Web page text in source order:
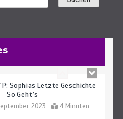
Finden Leicht Gemacht
P: Sophias Letzte Geschichte
So Geht’s
2023 4 Minuten